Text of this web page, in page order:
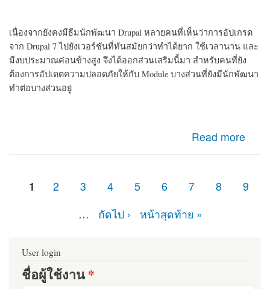
เนื่องจากยังคงมีธีมนักพัฒนา Drupal หลายคนที่เห็นว่าการอัปเกรด
จาก Drupal 7 ไปยังเวอร์ชันที่ทันสมัยกว่าทำได้ยาก ใช้เวลานาน และ
มีงบประมาณค่อนข้างสูง จึงได้ออกส่วนเสริมนี้มา สำหรับคนที่ยัง
ต้องการอัปเดตความปลอดภัยให้กับ Module บางส่วนที่ยังมีนักพัฒนา
ทำต่อบางส่วนอยู่
Read more
about d7security client Module ที่ควรติดตั้ง หากเว็บไซต์
ของคุณยังคงเป็น Drupal 7 มายืดอายุความปลอดภัยให้
1 2 3 4 5 6 7 8
9
…
ถัดไป › หน้าสุดท้าย »
User login
ชื่อผู้ใช้งาน*